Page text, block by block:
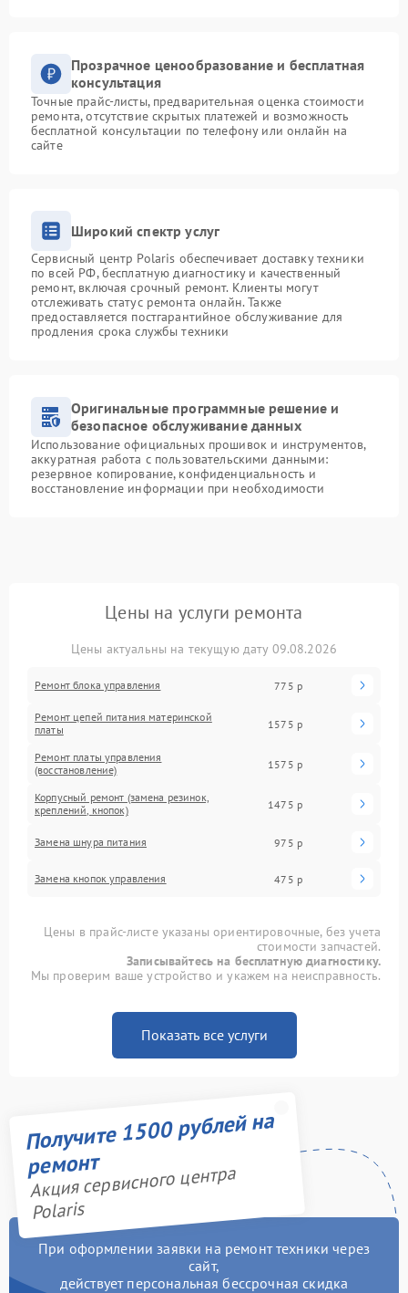
Прозрачное ценообразование и бесплатная
консультация
Точные прайс-листы, предварительная оценка стоимости
ремонта, отсутствие скрытых платежей и возможность
бесплатной консультации по телефону или онлайн на
сайте
Широкий спектр услуг
Сервисный центр Polaris обеспечивает доставку техники
по всей РФ, бесплатную диагностику и качественный
ремонт, включая срочный ремонт. Клиенты могут
отслеживать статус ремонта онлайн. Также
предоставляется постгарантийное обслуживание для
продления срока службы техники
Оригинальные программные решение и
безопасное обслуживание данных
Использование официальных прошивок и инструментов,
аккуратная работа с пользовательскими данными:
резервное копирование, конфиденциальность и
восстановление информации при необходимости
Цены на услуги ремонта
Цены актуальны на текущую дату 09.08.2026
Ремонт блока управления 775 р
Ремонт цепей питания материнской
платы
1575 р
Ремонт платы управления
(восстановление)
1575 р
Корпусный ремонт (замена резинок,
креплений, кнопок)
1475 р
Замена шнура питания 975 р
Замена кнопок управления 475 р
Цены в прайс-листе указаны ориентировочные, без учета
стоимости запчастей.
Записывайтесь на бесплатную диагностику.
Мы проверим ваше устройство и укажем на неисправность.
Показать все услуги
Получите 1500 рублей на
ремонт
Акция сервисного центра
Polaris
При оформлении заявки на ремонт техники через
сайт,
действует персональная бессрочная скидка